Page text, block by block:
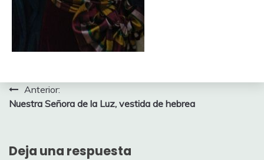
Navegación
de
Anterior:
Nuestra Señora de la Luz, vestida de hebrea
Deja una respuesta